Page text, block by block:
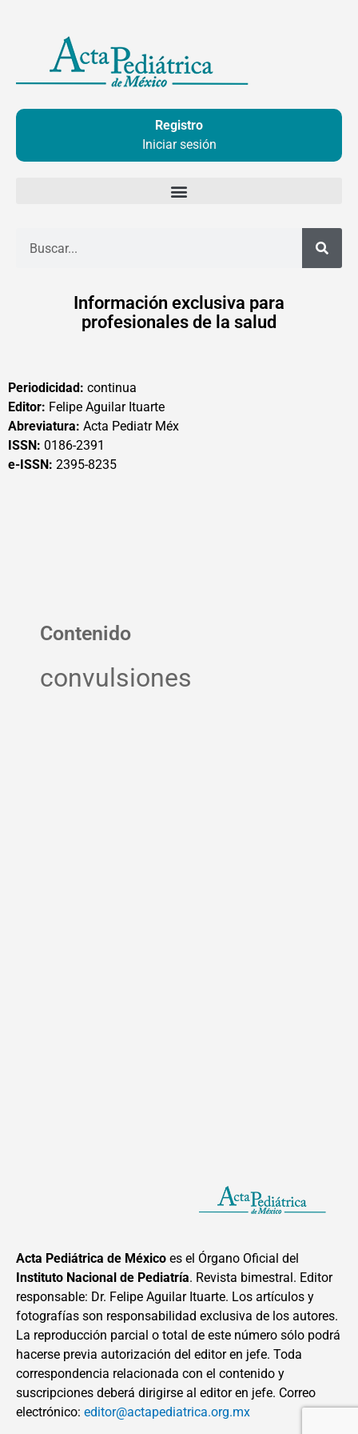
contenido
Registro
Iniciar sesión
Información exclusiva para
profesionales de la salud
Periodicidad: continua
Editor: Felipe Aguilar Ituarte
Abreviatura: Acta Pediatr Méx
ISSN: 0186-2391
e-ISSN: 2395-8235
Contenido
convulsiones
Acta Pediátrica de México es el Órgano Oficial del
Instituto Nacional de Pediatría. Revista bimestral. Editor
responsable: Dr. Felipe Aguilar Ituarte. Los artículos y
fotografías son responsabilidad exclusiva de los autores.
La reproducción parcial o total de este número sólo podrá
hacerse previa autorización del editor en jefe. Toda
correspondencia relacionada con el contenido y
suscripciones deberá dirigirse al editor en jefe. Correo
electrónico: editor@actapediatrica.org.mx